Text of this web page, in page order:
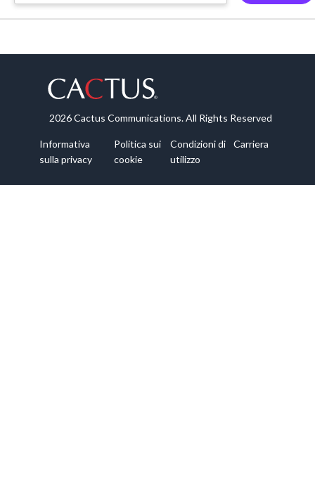
2026 Cactus Communications. All Rights Reserved
Informativa
sulla privacy
Politica sui
cookie
Condizioni di
utilizzo
Carriera